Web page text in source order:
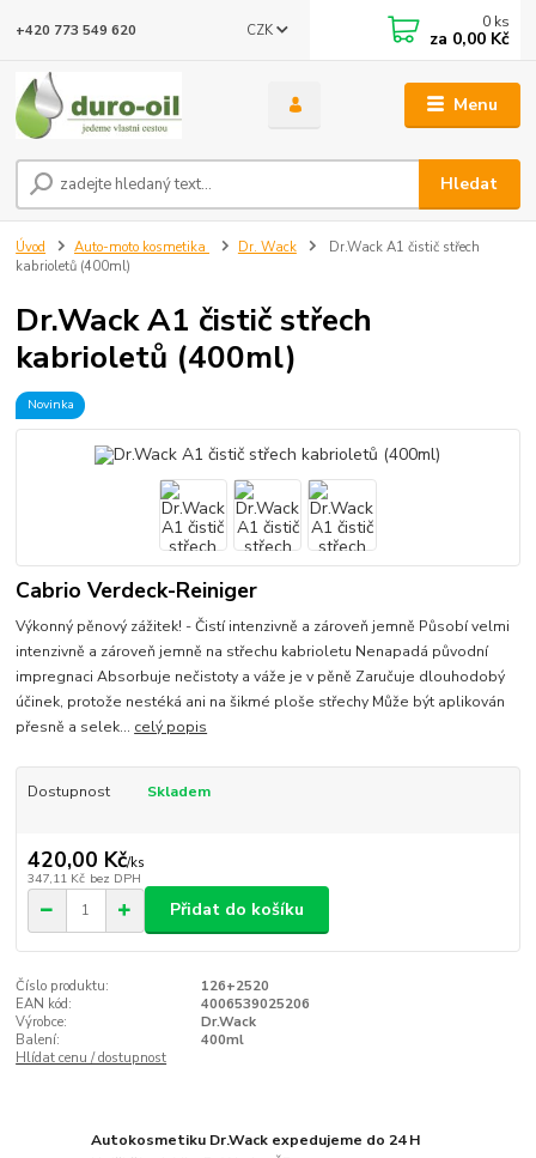
Menu
CZK
Hledat
+420 773 549 620 0 ks
za 0,00 Kč
Úvod Auto-moto kosmetika Dr. Wack
Dr.Wack A1 čistič střech
kabrioletů (400ml)
Dr.Wack A1 čistič střech
kabrioletů (400ml)
Novinka
Cabrio Verdeck-Reiniger
Výkonný pěnový zážitek! - Čistí intenzivně a zároveň jemně Působí velmi
intenzivně a zároveň jemně na střechu kabrioletu Nenapadá původní
impregnaci Absorbuje nečistoty a váže je v pěně Zaručuje dlouhodobý
účinek, protože nestéká ani na šikmé ploše střechy Může být aplikován
přesně a selek... celý popis
Dostupnost Skladem
420,00 Kč/ks
347,11 Kč bez DPH
Přidat do košíku
Číslo produktu:
126+2520
EAN kód:
4006539025206
Výrobce:
Dr.Wack
Balení:
400ml
Hlídat cenu / dostupnost
Autokosmetiku Dr.Wack expedujeme do 24 H